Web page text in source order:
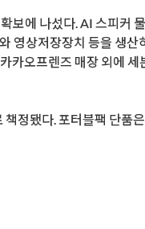
보에 나섰다. AI 스피커
영상저장장치 등을 생산
카오프렌즈 매장 외에 세
정됐다. 포터블팩 단품